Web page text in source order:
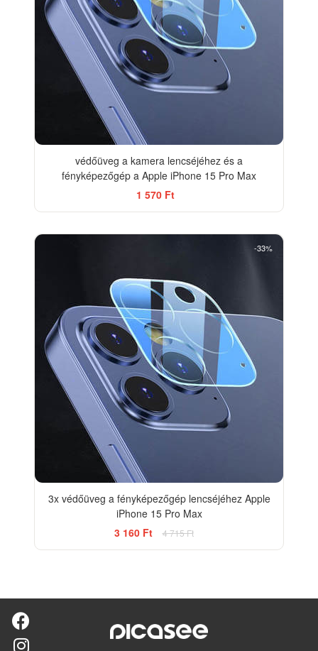
védőüveg a kamera lencséjéhez és a
fényképezőgép a Apple iPhone 15 Pro Max
1 570 Ft
-33%
3x védőüveg a fényképezőgép lencséjéhez Apple
iPhone 15 Pro Max
3 160 Ft
4 715 Ft